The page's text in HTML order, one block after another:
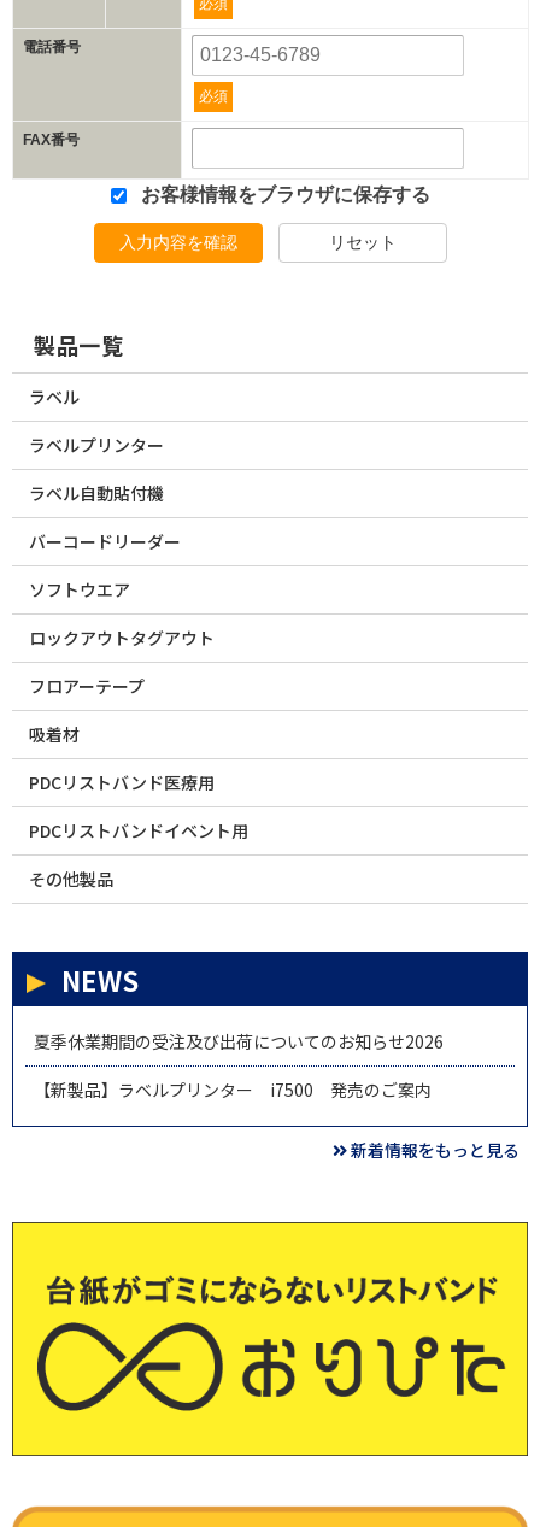
必須
電話番号
必須
FAX番号
お客様情報をブラウザに保存する
入力内容を確認 リセット
製品一覧
ラベル
ラベルプリンター
ラベル自動貼付機
バーコードリーダー
ソフトウエア
ロックアウトタグアウト
フロアーテープ
吸着材
PDCリストバンド医療用
PDCリストバンドイベント用
その他製品
NEWS
夏季休業期間の受注及び出荷についてのお知らせ2026
【新製品】ラベルプリンター i7500 発売のご案内
新着情報をもっと見る